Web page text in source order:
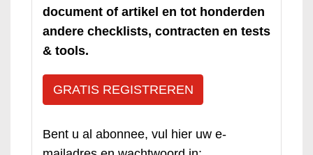
document of artikel en tot honderden
andere checklists, contracten en tests
& tools.
GRATIS REGISTREREN
Bent u al abonnee, vul hier uw e-